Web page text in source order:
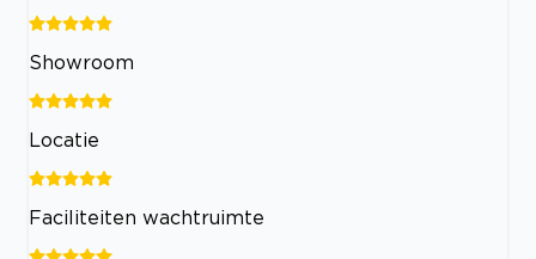
Showroom
Locatie
Faciliteiten wachtruimte